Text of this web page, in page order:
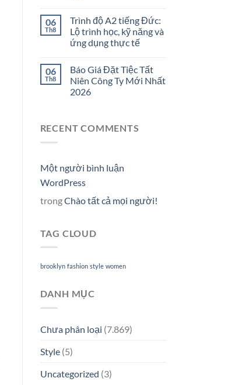
06
Th8
Trình độ A2 tiếng Đức:
Lộ trình học, kỹ năng và
ứng dụng thực tế
06
Th8
Báo Giá Đặt Tiệc Tất
Niên Công Ty Mới Nhất
2026
RECENT COMMENTS
Một người bình luận
WordPress
trongChào tất cả mọi người!
TAG CLOUD
brooklyn fashion style women
DANH MỤC
Chưa phân loại (7.869)
Style(5)
Uncategorized (3)